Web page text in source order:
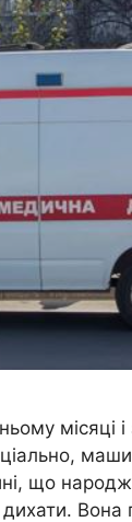
місяці
що
дихати.